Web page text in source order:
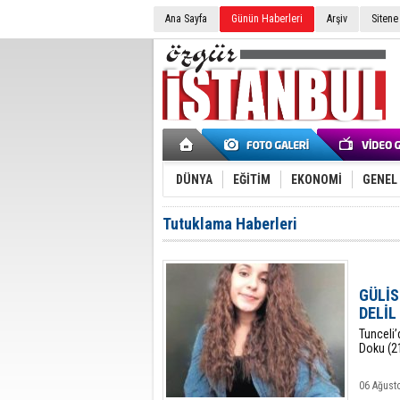
Ana Sayfa Günün Haberleri Arşiv
DÜNYA EĞİTİM EKONOMİ GENEL
Tutuklama Haberleri
Doku
06